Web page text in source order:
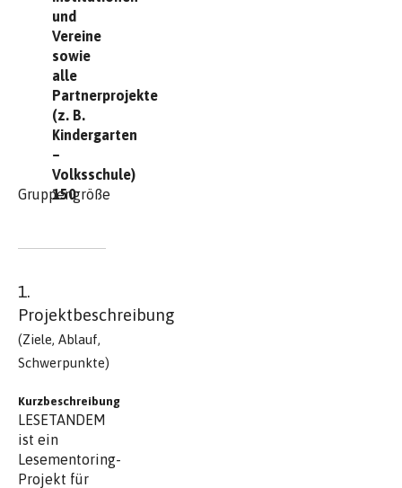
und
Vereine
sowie
alle
Partnerprojekte
(z. B.
Kindergarten
–
Volksschule)
Gruppengröße
150
1.
Projektbeschreibung
(Ziele, Ablauf,
Schwerpunkte)
Kurzbeschreibung
LESETANDEM
ist ein
Lesementoring-
Projekt für